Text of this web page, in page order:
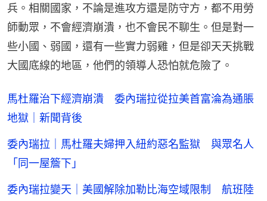
兵。相關國家，不論是進攻方還是防守方，都不用勞
師動眾，不會經濟崩潰，也不會民不聊生。但是對一
些小國、弱國，還有一些實力弱雞，但是卻天天挑戰
大國底線的地區，他們的領導人恐怕就危險了。
馬杜羅治下經濟崩潰 委內瑞拉從拉美首富淪為通脹
地獄｜新聞背後
委內瑞拉｜馬杜羅夫婦押入紐約惡名監獄 與眾名人
「同一屋簷下」
委內瑞拉變天｜美國解除加勒比海空域限制 航班陸